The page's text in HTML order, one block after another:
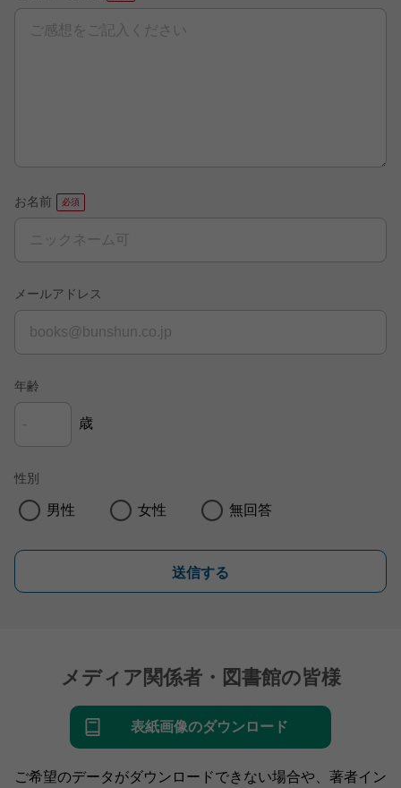
お名前
メールアドレス
年齢
歳
性別
男性 女性 無回答
送信する
メディア関係者・図書館の皆様
表紙画像のダウンロード
ご希望のデータがダウンロードできない場合や、著者イン